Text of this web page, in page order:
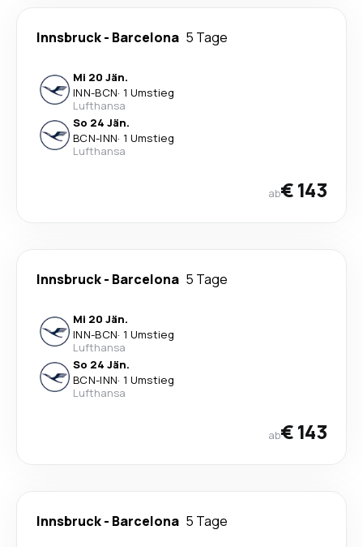
Innsbruck- Barcelona 5 Tage
Mi 20 Jän.
INN-BCN· 1 Umstieg
Lufthansa
So 24 Jän.
BCN-INN· 1 Umstieg
Lufthansa
ab€ 143
Innsbruck- Barcelona 5 Tage
Mi 20 Jän.
INN-BCN· 1 Umstieg
Lufthansa
So 24 Jän.
BCN-INN· 1 Umstieg
Lufthansa
ab€ 143
Innsbruck- Barcelona 5 Tage